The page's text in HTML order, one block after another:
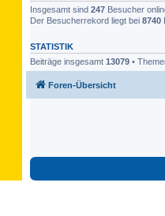
Insgesamt sind 247 Besucher
Der Besucherrekord liegt bei 8740
STATISTIK
Beiträge insgesamt 13079 •
Foren-Übersicht